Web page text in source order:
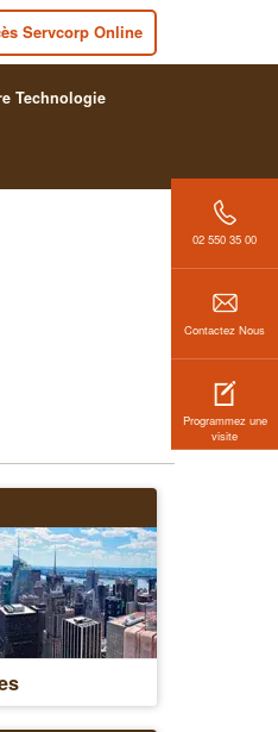
Servcorp Online
Technologie
02 550 35 00
Contactez Nous
Programmez une
visite